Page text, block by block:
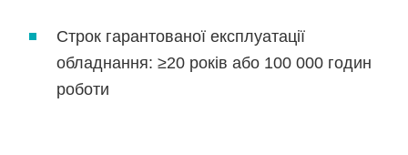
Строк гарантованої експлуатації
обладнання: ≥20 років або 100 000 годин
роботи